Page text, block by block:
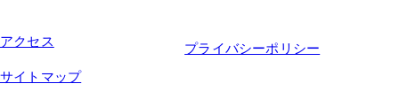
アクセス
プライバシーポリシー
サイトマップ